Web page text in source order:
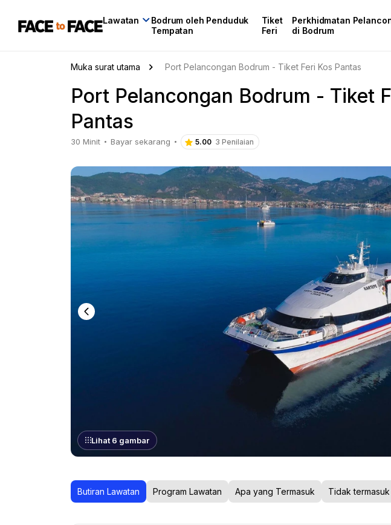
Lawatan
Bodrum oleh Penduduk
Tempatan
Tiket
Feri
Perkhidmatan
di Bodrum
Muka surat utama Port Pelancongan Bodrum - Tiket Feri Kos Pantas
Port Pelancongan Bodrum - Tiket
Pantas
30 Minit Bayar sekarang 5.00 3 Penilaian
Lihat 6 gambar
Butiran Lawatan Program Lawatan Apa yang Termasuk Tidak termasuk